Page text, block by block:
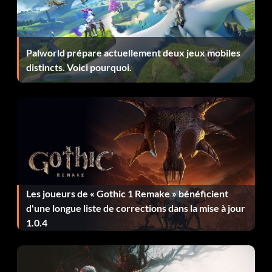
Series.
Changez le cours des choses (15 points) Réussissez un hot
tag lors d'un match tag. (Jeu simple)
Tout le monde gagne ! (20 points) Gagnez avec 50
Superstars différentes. (Jeu simple)
Frenemies (15 points) 2K Showcase - Terminez “Best
Friends, Bitter Enemies”, 8/25/02 SummerSlam sur Hard
ou plus.
Friends, Bitter Enemies” en difficulté Légende.
Palworld prépare actuellement deux jeux mobiles
distincts. Voici pourquoi.
Les joueurs de « Gothic 1 Remake » bénéficient
d'une longue liste de corrections dans la mise à jour
1.0.4